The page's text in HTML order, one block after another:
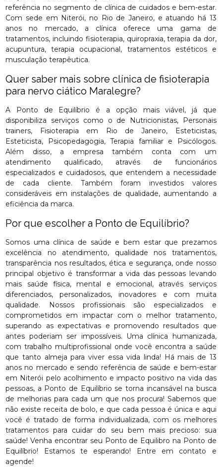
referência no segmento de clínica de cuidados e bem-estar.
Com sede em Niterói, no Rio de Janeiro, e atuando há 13
anos no mercado, a clínica oferece uma gama de
tratamentos, incluindo fisioterapia, quiropraxia, terapia da dor,
acupuntura, terapia ocupacional, tratamentos estéticos e
musculação terapêutica.
Quer saber mais sobre clínica de fisioterapia
para nervo ciático Maralegre?
A Ponto de Equilíbrio é a opção mais viável, já que
disponibiliza serviços como o de Nutricionistas, Personais
trainers, Fisioterapia em Rio de Janeiro, Esteticistas,
Esteticista, Psicopedagogia, Terapia familiar e Psicólogos.
Além disso, a empresa também conta com um
atendimento qualificado, através de funcionários
especializados e cuidadosos, que entendem a necessidade
de cada cliente. Também foram investidos valores
consideráveis em instalações de qualidade, aumentando a
eficiência da marca.
Por que escolher a Ponto de Equilíbrio?
Somos uma clínica de saúde e bem estar que prezamos
excelência no atendimento, qualidade nos tratamentos,
transparência nos resultados, ética e segurança, onde nosso
principal objetivo é transformar a vida das pessoas levando
mais saúde física, mental e emocional, através serviços
diferenciados, personalizados, inovadores e com muita
qualidade. Nossos profissionais são especializados e
comprometidos em impactar com o melhor tratamento,
superando as expectativas e promovendo resultados que
antes poderiam ser impossíveis. Uma clínica humanizada,
com trabalho multiprofissional onde você encontra a saúde
que tanto almeja para viver essa vida linda! Há mais de 13
anos no mercado e sendo referência de saúde e bem-estar
em Niterói pelo acolhimento e impacto positivo na vida das
pessoas, a Ponto de Equilíbrio se torna incansável na busca
de melhorias para cada um que nos procura! Sabemos que
não existe receita de bolo, e que cada pessoa é única e aqui
você é tratado de forma individualizada, com os melhores
tratamentos para cuidar do seu bem mais precioso: sua
saúde! Venha encontrar seu Ponto de Equilibro na Ponto de
Equilíbrio! Estamos te esperando! Entre em contato e
agende!